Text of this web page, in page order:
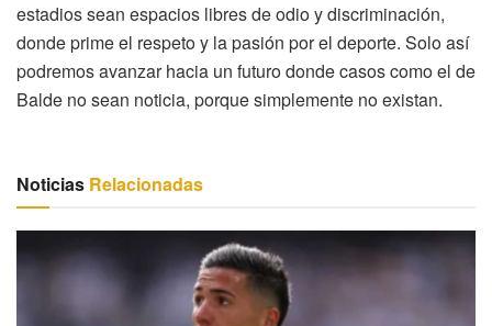
estadios sean espacios libres de odio y discriminación,
donde prime el respeto y la pasión por el deporte. Solo así
podremos avanzar hacia un futuro donde casos como el de
Balde no sean noticia, porque simplemente no existan.
Noticias Relacionadas